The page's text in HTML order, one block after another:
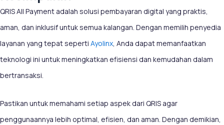
QRIS All Payment adalah solusi pembayaran digital yang praktis,
aman, dan inklusif untuk semua kalangan. Dengan memilih penyedia
layanan yang tepat seperti Ayolinx, Anda dapat memanfaatkan
teknologi ini untuk meningkatkan efisiensi dan kemudahan dalam
bertransaksi.
Pastikan untuk memahami setiap aspek dari QRIS agar
penggunaannya lebih optimal, efisien, dan aman. Dengan demikian,